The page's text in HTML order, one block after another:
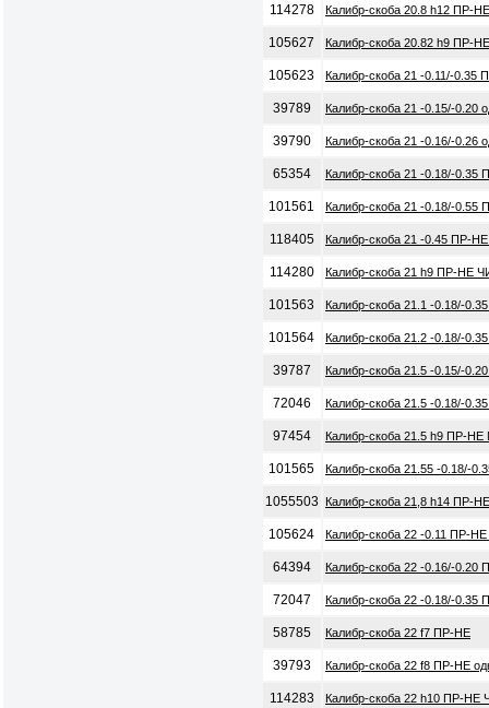
114278 Калибр-скоба 20.8 h12 ПР-
105627 Калибр-скоба 20.82 h9 ПР-
105623 Калибр-скоба 21 -0.11/-0.35
39789 Калибр-скоба 21 -0.15/-0.20
39790 Калибр-скоба 21 -0.16/-0.26
65354 Калибр-скоба 21 -0.18/-
101561 Калибр-скоба 21 -0.18/-
118405 Калибр-скоба 21 -0.45 ПР-
114280 Калибр-скоба 21 h9 ПР-НЕ
101563 Калибр-скоба 21.1 -0.18/-
101564 Калибр-скоба 21.2 -0.18/-
39787 Калибр-скоба 21.5 -0.15/-
72046 Калибр-скоба 21.5 -0.18/-
97454 Калибр-скоба 21.5 h9 ПР-
101565 Калибр-скоба 21.55 -0.18/-
1055503 Калибр-скоба 21,8 h14 ПР-
105624 Калибр-скоба 22 -0.11 ПР-
64394 Калибр-скоба 22 -0.16/-
72047 Калибр-скоба 22 -0.18/-
58785 Калибр-скоба 22 f7 ПР-НЕ
39793 Калибр-скоба 22 f8 ПР-НЕ
114283 Калибр-скоба 22 h10 ПР-НЕ